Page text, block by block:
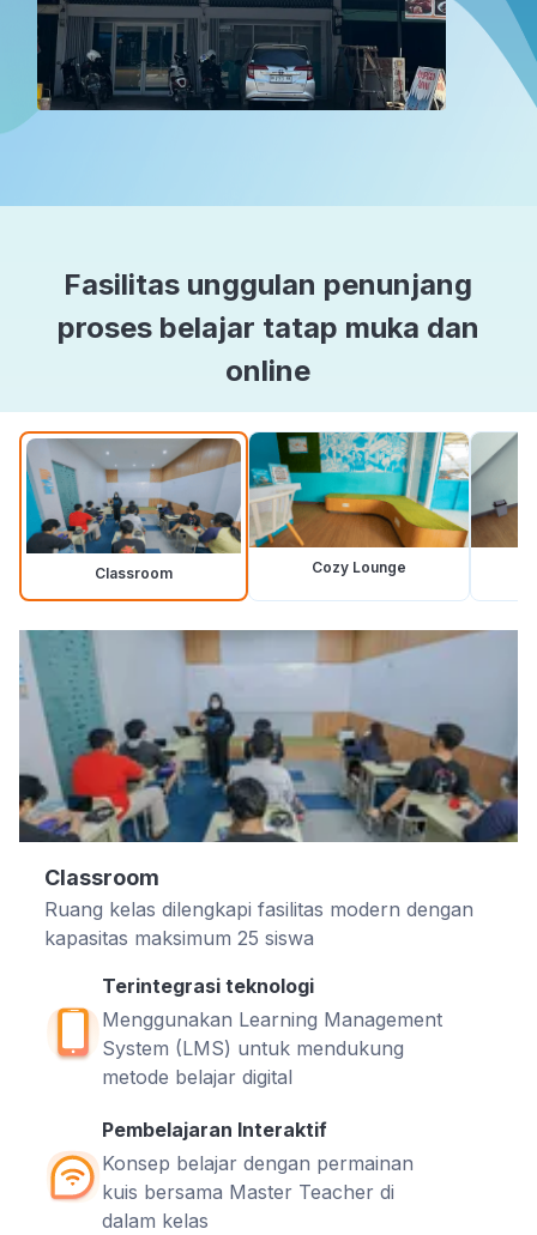
Fasilitas unggulan penunjang
proses belajar tatap muka dan
online
Classroom Cozy Lounge
Classroom
Ruang kelas dilengkapi fasilitas modern dengan
kapasitas maksimum 25 siswa
Terintegrasi teknologi
Menggunakan Learning Management
System (LMS) untuk mendukung
metode belajar digital
Pembelajaran Interaktif
Konsep belajar dengan permainan
kuis bersama Master Teacher di
dalam kelas